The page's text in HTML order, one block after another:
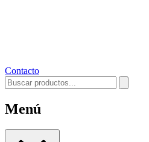
Contacto
Menú